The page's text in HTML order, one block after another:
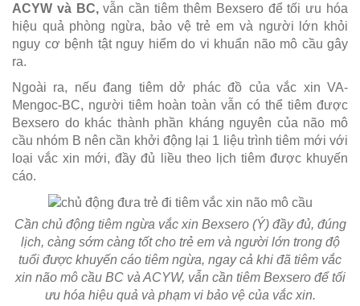
ACYW và BC,vẫn cần tiêm thêm Bexsero để tối ưu hóa
hiệu quả phòng ngừa, bảo vệ trẻ em và người lớn khỏi
nguy cơ bệnh tật nguy hiểm do vi khuẩn não mô cầu gây
ra.
Ngoài ra, nếu đang tiêm dở phác đồ của vắc xin VA-
Mengoc-BC, người tiêm hoàn toàn vẫn có thể tiêm được
Bexsero do khác thành phần kháng nguyên của não mô
cầu nhóm B nên cần khởi động lại 1 liệu trình tiêm mới với
loại vắc xin mới, đầy đủ liều theo lịch tiêm được khuyến
cáo.
Cần chủ động tiêm ngừa vắc xin Bexsero (Ý) đầy đủ, đúng
lịch, càng sớm càng tốt cho trẻ em và người lớn trong độ
tuổi được khuyến cáo tiêm ngừa, ngay cả khi đã tiêm vắc
xin não mô cầu BC và ACYW, vẫn cần tiêm Bexsero để tối
ưu hóa hiệu quả và phạm vi bảo vệ của vắc xin.